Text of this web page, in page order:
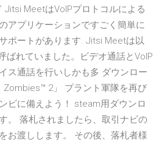
MeetはVoIPプロトコルによる
アプリケーションですごく簡単に
ポートがあります. Jitsi Meetは以
ばれていました。ビデオ通話とVoIP
ス通話を行いしかも多 ダウンロー
Zombies™ 2」 プラント軍隊を再び
ビに備えよう！ steam用ダウンロ
。 落札されましたら、取引ナビの
お渡しします。 その後、落札者様